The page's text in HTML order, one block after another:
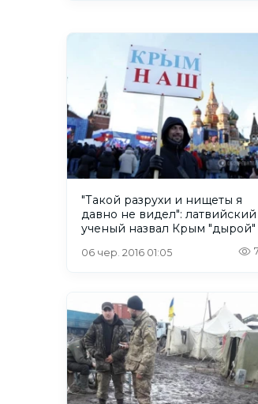
"Такой разрухи и нищеты я
давно не видел": латвийский
ученый назвал Крым "дырой"
06 чер. 2016 01:05